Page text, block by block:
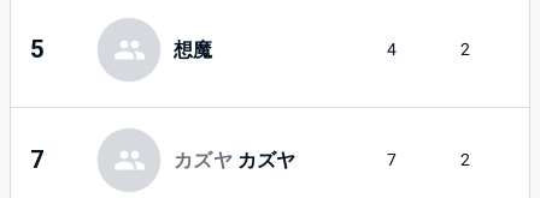
5 想魔 4 2
7 カズヤ カズヤ 7 2